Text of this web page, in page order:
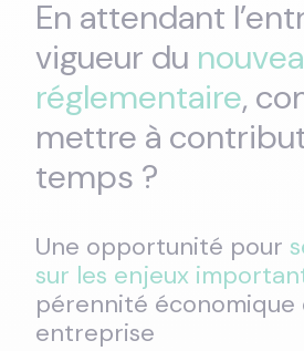
En attendant
vigueur du
réglementaire,
mettre à
temps ?
Une opportunité pour
sur les enjeux
pérennité économique
entreprise